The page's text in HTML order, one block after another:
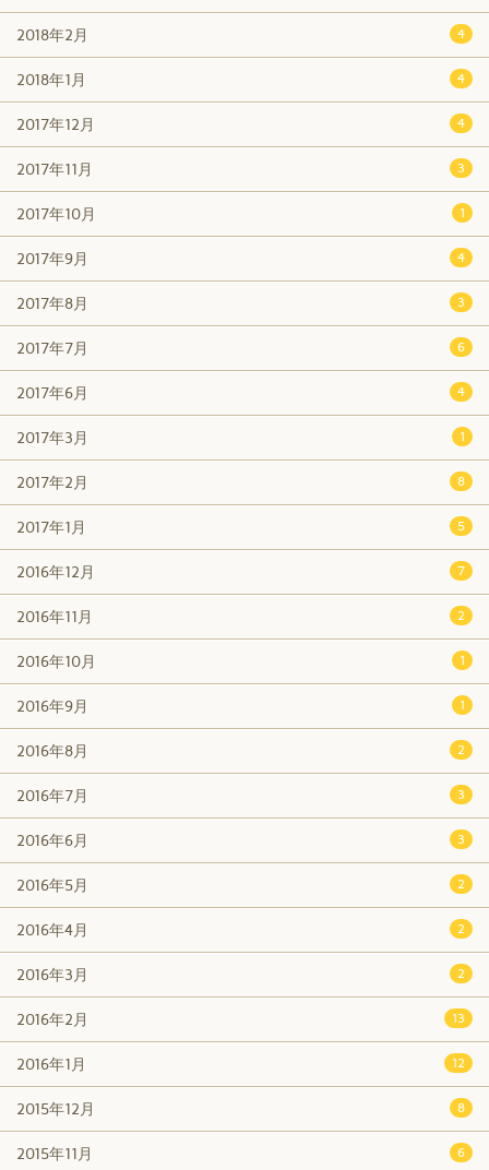
4
2018年2月
4
2018年1月
4
2017年12月
3
2017年11月
1
2017年10月
4
2017年9月
3
2017年8月
6
2017年7月
4
2017年6月
1
2017年3月
8
2017年2月
5
2017年1月
7
2016年12月
2
2016年11月
1
2016年10月
1
2016年9月
2
2016年8月
3
2016年7月
3
2016年6月
2
2016年5月
2
2016年4月
2
2016年3月
13
2016年2月
12
2016年1月
8
2015年12月
6
2015年11月